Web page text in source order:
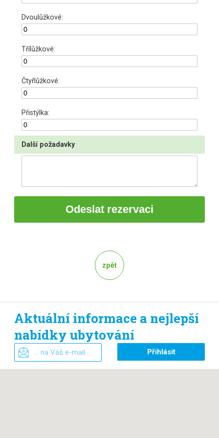
Dvoulůžkové:
Třílůžkové:
Čtyřlůžkové:
Přistýlka:
Další požadavky
zpět
Aktuální informace a nejlepší
nabídky ubytování